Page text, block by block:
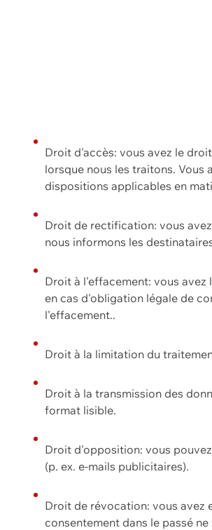
Droit d'accès: vous avez le
lorsque nous les traitons. Vous
dispositions applicables en
Droit de rectification: vous
nous informons les
Droit à l'effacement: vous avez
en cas d'obligation légale de
l'effacement..
Droit à la limitation du
Droit à la transmission des
format lisible.
Droit d'opposition: vous
(p. ex. e-mails publicitaires).
Droit de révocation: vous avez
consentement dans le passé